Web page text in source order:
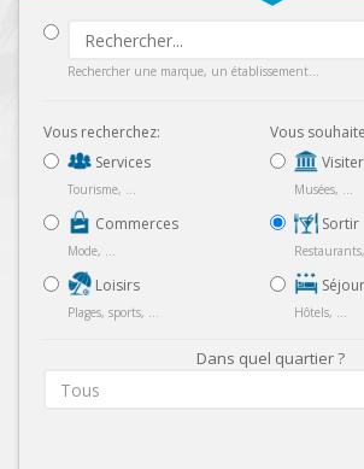
Rechercher une marque, un établissement...
Vous recherchez:
Services
Tourisme, ...
Commerces
Mode, ...
Loisirs
Plages, sports, ...
Vous
Visiter
Musées, ...
Sortir
Hôtels, ...
Dans quel quartier ?
Tous